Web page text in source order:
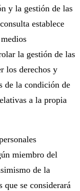
y la gestión de las
establece
la gestión de las
los derechos y
de la condición de
a la propia
miembro del
de la
se considerará